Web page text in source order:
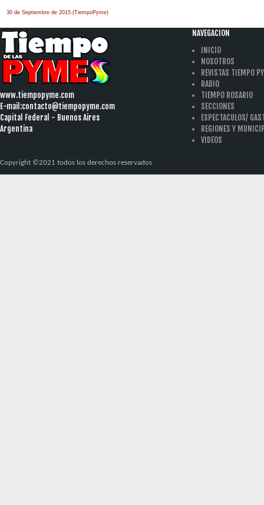
30 de Septiembre de 2015.(TiempoPyme)
www.tiempopyme.com
E-mail:contacto@tiempopyme.com
Capital Federal - Buenos Aires
Argentina
NAVEGACION
INICIO
NOSOTROS
REVISTAS TIEMPO
RADIO
TIEMPO ROSARIO
SECCIONES
ESPECTACULOS/
REGIONES Y
VIDEOS
Copyright ©2021 todos los derechos reservados